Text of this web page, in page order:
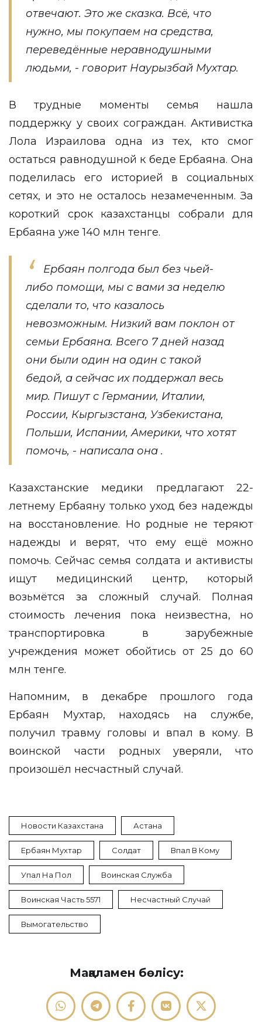
отвечают. Это же сказка. Всё, что
нужно, мы покупаем на средства,
переведённые неравнодушными
людьми, - говорит Наурызбай Мухтар.
В трудные моменты семья нашла
поддержку у своих сограждан. Активистка
Лола Израилова одна из тех, кто смог
остаться равнодушной к беде Ербаяна. Она
поделилась его историей в социальных
сетях, и это не осталось незамеченным. За
короткий срок казахстанцы собрали для
Ербаяна уже 140 млн тенге.
Ербаян полгода был без чьей-
либо помощи, мы с вами за неделю
сделали то, что казалось
невозможным. Низкий вам поклон от
семьи Ербаяна. Всего 7 дней назад
они были один на один с такой
бедой, а сейчас их поддержал весь
мир. Пишут с Германии, Италии,
России, Кыргызстана, Узбекистана,
Польши, Испании, Америки, что хотят
помочь, - написала она .
Казахстанские медики предлагают 22-
летнему Ербаяну только уход без надежды
на восстановление. Но родные не теряют
надежды и верят, что ему ещё можно
помочь. Сейчас семья солдата и активисты
ищут медицинский центр, который
возьмётся за сложный случай. Полная
стоимость лечения пока неизвестна, но
транспортировка в зарубежные
учреждения может обойтись от 25 до 60
млн тенге.
Напомним, в декабре прошлого года
Ербаян Мухтар, находясь на службе,
получил травму головы и впал в кому. В
воинской части родных уверяли, что
произошёл несчастный случай.
Новости Казахстана Астана
Ербаян Мухтар Солдат Впал В Кому
Упал На Пол Воинская Служба
Воинская Часть 5571 Несчастный Случай
Вымогательство
Мақаламен бөлісу: